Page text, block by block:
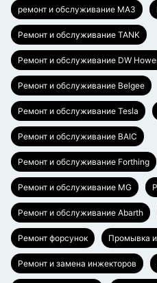
ремонт и обслуживание МАЗ
Ремонт и обслуживание TANK
Ремонт и обслуживание DW
Ремонт и обслуживание Belgee
Ремонт и обслуживание Tesla
Ремонт и обслуживание BAIC
Ремонт и обслуживание Forthing
Ремонт и обслуживание MG
Ремонт и обслуживание Abarth
Ремонт форсунок Промывка
Ремонт и замена инжекторов